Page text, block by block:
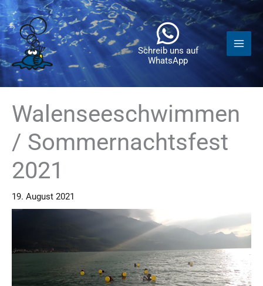
Zum
Inhalt
springen
Schreib uns auf
WhatsApp
Walenseeschwimmen
/ Sommernachtsfest
2021
19. August 2021